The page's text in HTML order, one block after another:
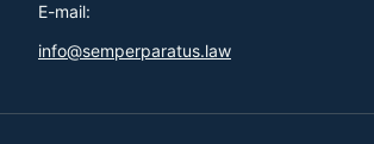
E-mail:
info@semperparatus.law